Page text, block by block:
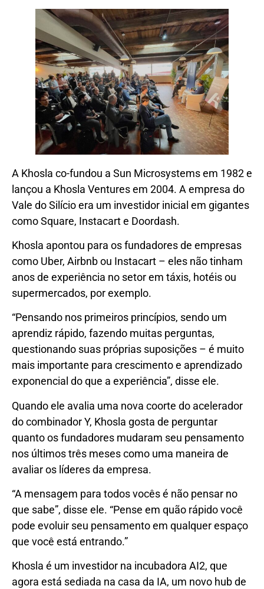
A Khosla co-fundou a Sun Microsystems em 1982 e
lançou a Khosla Ventures em 2004. A empresa do
Vale do Silício era um investidor inicial em gigantes
como Square, Instacart e Doordash.
Khosla apontou para os fundadores de empresas
como Uber, Airbnb ou Instacart – eles não tinham
anos de experiência no setor em táxis, hotéis ou
supermercados, por exemplo.
“Pensando nos primeiros princípios, sendo um
aprendiz rápido, fazendo muitas perguntas,
questionando suas próprias suposições – é muito
mais importante para crescimento e aprendizado
exponencial do que a experiência”, disse ele.
Quando ele avalia uma nova coorte do acelerador
do combinador Y, Khosla gosta de perguntar
quanto os fundadores mudaram seu pensamento
nos últimos três meses como uma maneira de
avaliar os líderes da empresa.
“A mensagem para todos vocês é não pensar no
que sabe”, disse ele. “Pense em quão rápido você
pode evoluir seu pensamento em qualquer espaço
que você está entrando.”
Khosla é um investidor na incubadora AI2, que
agora está sediada na casa da IA, um novo hub de